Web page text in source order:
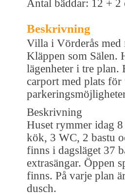
Antal bäddar: 12 + 2
Beskrivning
Villa i Vörderås med
Kläppen som Sälen.
lägenheter i tre plan.
carport med plats
Beskrivning
Huset rymmer idag
kök, 3 WC, 2 bastu
finns i dagsläget 37
extrasängar. Öppen
finns. På varje plan
dusch.